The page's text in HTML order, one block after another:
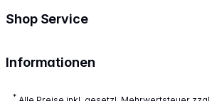
Shop Service
Informationen
*